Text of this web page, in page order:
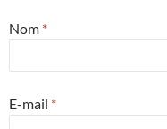
Nom *
E-mail *